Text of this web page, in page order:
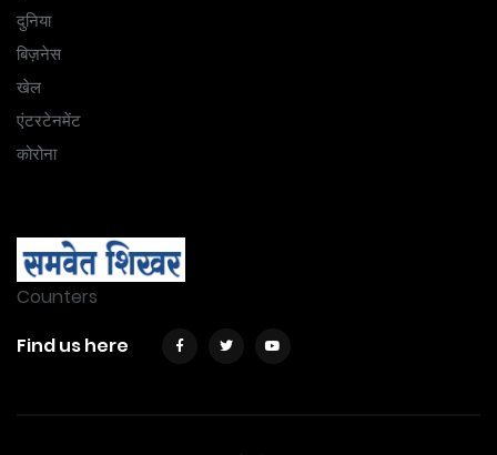
दुनिया
बिज़नेस
खेल
एंटरटेनमेंट
कोरोना
Counters
Find us here